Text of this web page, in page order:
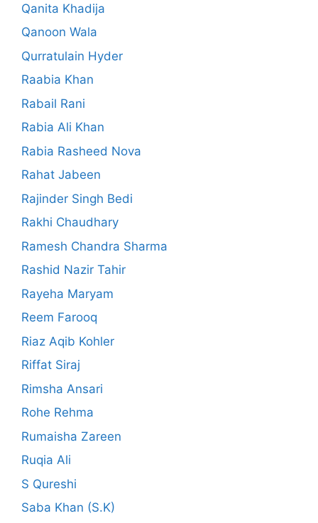
Qanita Khadija
Qanoon Wala
Qurratulain Hyder
Raabia Khan
Rabail Rani
Rabia Ali Khan
Rabia Rasheed Nova
Rahat Jabeen
Rajinder Singh Bedi
Rakhi Chaudhary
Ramesh Chandra Sharma
Rashid Nazir Tahir
Rayeha Maryam
Reem Farooq
Riaz Aqib Kohler
Riffat Siraj
Rimsha Ansari
Rohe Rehma
Rumaisha Zareen
Ruqia Ali
S Qureshi
Saba Khan (S.K)